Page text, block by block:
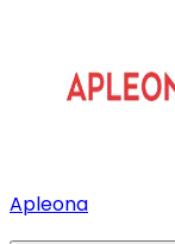
Apleona